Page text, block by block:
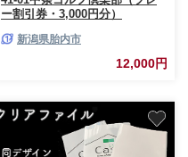
ー割引券・3,000円分）
新潟県胎内市
12,000円